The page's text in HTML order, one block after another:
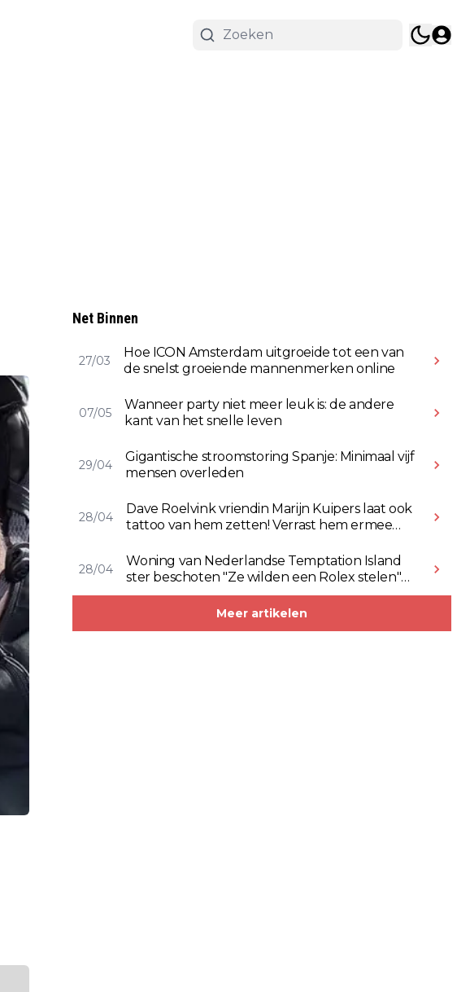
Net Binnen
27/03
Hoe ICON Amsterdam uitgroeide tot een van
de snelst groeiende mannenmerken online
07/05
Wanneer party niet meer leuk is: de andere
kant van het snelle leven
29/04
Gigantische stroomstoring Spanje: Minimaal vijf
mensen overleden
28/04
Dave Roelvink vriendin Marijn Kuipers laat ook
tattoo van hem zetten! Verrast hem ermee
28/04
Woning van Nederlandse Temptation Island
ster beschoten "Ze wilden een Rolex stelen"
(Video)
Meer artikelen